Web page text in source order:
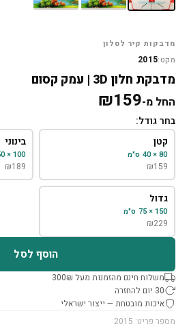
מדבקות קיר לסלון
מקט:2015
מדבקת חלון 3D | עמק קסום
החל מ- ₪159
בחר גודל:
קטן
80 × 40 ס"מ
₪159
בינוני
100 × 50 ס"מ
₪189
גדול
150 × 75 ס"מ
₪229
הוסף לסל
משלוח חינם מהזמנות מעל 300₪
30 יום להחזרה
איכות מובטחת — ייצור ישראלי
מספר פריט: 2015